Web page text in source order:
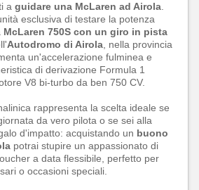
a guidare una McLaren ad Airola
esclusiva di testare la potenza
McLaren 750S con un giro in pista
Autodromo di Airola , nella provincia
un'accelerazione fulminea e
di derivazione Formula 1
V8 bi-turbo da ben 750 CV.
rappresenta la scelta ideale se
da vero pilota o se sei alla
d'impatto: acquistando un buono
potrai stupire un appassionato di
a data flessibile, perfetto per
o occasioni speciali.